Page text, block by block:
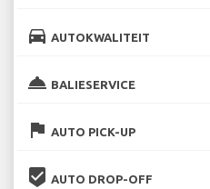
directions_car AUTOKWALITEIT
room_service BALIESERVICE
flag AUTO PICK-UP
beenhere AUTO DROP-OFF